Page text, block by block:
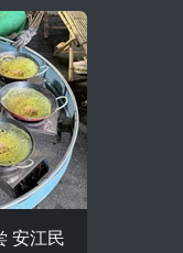
安江民